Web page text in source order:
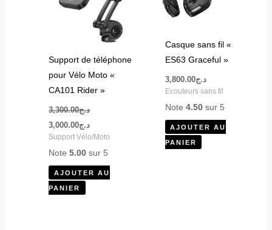
Support de téléphone
pour Vélo Moto «
CA101 Rider »
د.ج3,300.00
د.ج3,000.00
Support Vélo/Moto
Note5.00 sur 5
AJOUTER AU
PANIER
Casque sans fil «
ES63 Graceful »
د.ج3,800.00
Ecouteurs sans fil
Note 4.50sur 5
AJOUTER AU
PANIER